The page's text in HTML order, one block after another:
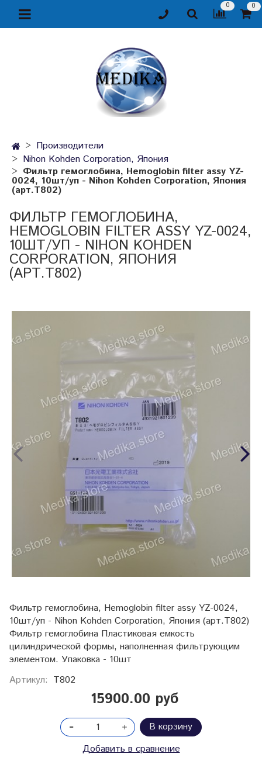
0 0
Производители
Nihon Kohden Corporation, Япония
Фильтр гемоглобина, Hemoglobin filter assy YZ-
0024, 10шт/уп - Nihon Kohden Corporation, Япония
(арт.T802)
ФИЛЬТР ГЕМОГЛОБИНА,
HEMOGLOBIN FILTER ASSY YZ-0024,
10ШТ/УП - NIHON KOHDEN
CORPORATION, ЯПОНИЯ
(АРТ.T802)
Фильтр гемоглобина, Hemoglobin filter assy YZ-0024,
10шт/уп - Nihon Kohden Corporation, Япония (арт.T802)
Фильтр гемоглобина Пластиковая емкость
цилиндрической формы, наполненная фильтрующим
элементом. Упаковка - 10шт
Артикул: T802
15900.00 руб
В корзину
Добавить в сравнение